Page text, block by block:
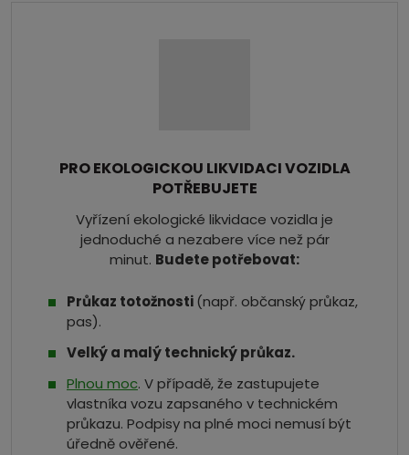
PRO EKOLOGICKOU LIKVIDACI VOZIDLA
POTŘEBUJETE
Vyřízení ekologické likvidace vozidla je
jednoduché a nezabere více než pár
minut. Budete potřebovat:
Průkaz totožnosti(např. občanský průkaz,
pas).
Velký a malý technický průkaz.
Plnou moc. V případě, že zastupujete
vlastníka vozu zapsaného v technickém
průkazu. Podpisy na plné moci nemusí být
úředně ověřené.